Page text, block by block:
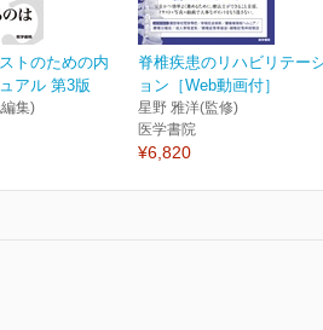
トのための内
アル 第3版
集)
脊椎疾患のリハビリテー
ョン［Web動画付］
星野 雅洋(監修)
医学書院
¥6,820